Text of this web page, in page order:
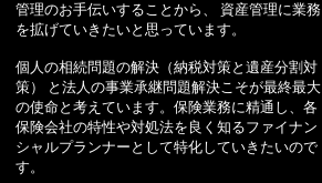
管理のお手伝いすることから、 資産管理に業務
を拡げていきたいと思っています。
個人の相続問題の解決（納税対策と遺産分割対
策） と法人の事業承継問題解決こそが最終最大
の使命と考えています。保険業務に精通し、各
保険会社の特性や対処法を良く知るファイナン
シャルプランナーとして特化していきたいので
す。